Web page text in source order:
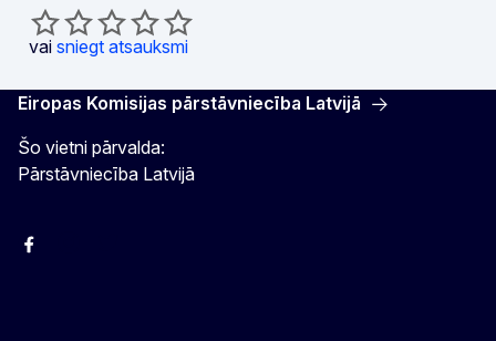
vai sniegt atsauksmi
Eiropas Komisijas pārstāvniecība Latvijā
Šo vietni pārvalda:
Pārstāvniecība Latvijā
Facebook